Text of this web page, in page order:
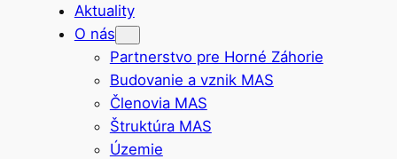
Aktuality
O nás
Partnerstvo pre Horné Záhorie
Budovanie a vznik MAS
Členovia MAS
Štruktúra MAS
Územie